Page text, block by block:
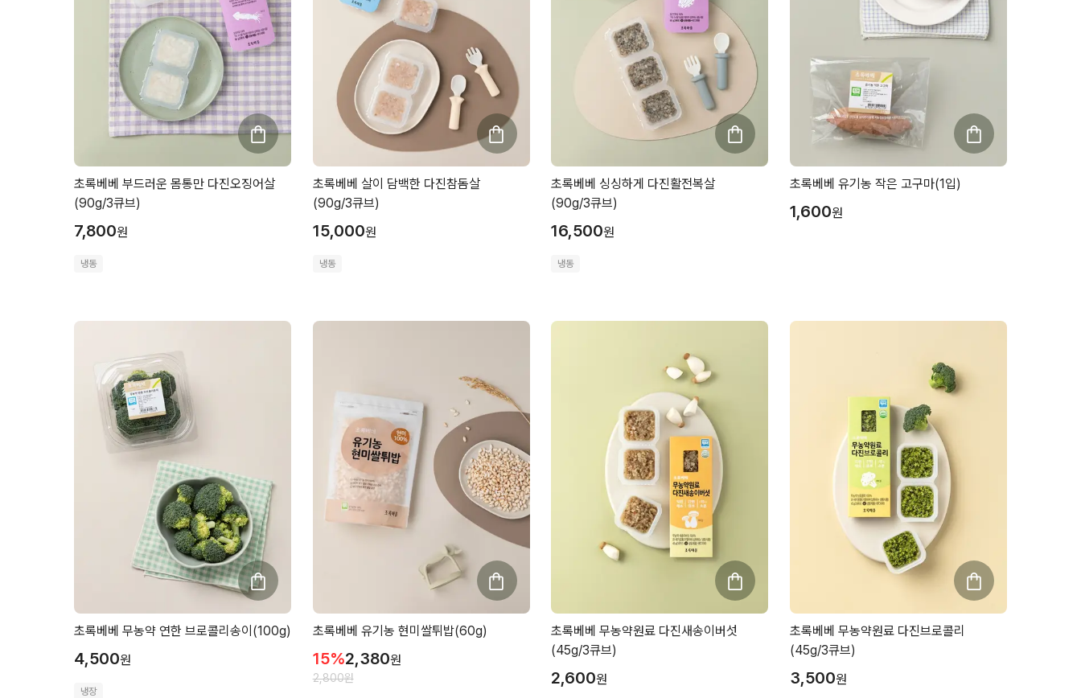
초록베베 부드러운 몸통만 다진오징어살
(90g/3큐브)
7,800원
냉동
초록베베 살이 담백한 다진참돔살
(90g/3큐브)
15,000원
냉동
초록베베 싱싱하게 다진활전복살
(90g/3큐브)
16,500원
냉동
초록베베 유기농 작은 고구마(1입)
1,600원
초록베베 무농약 연한 브로콜리송이(100g)
4,500원
냉장
초록베베 유기농 현미쌀튀밥(60g)
15%2,380원
2,800원
초록베베 무농약원료 다진새송이버섯
(45g/3큐브)
2,600원
초록베베 무농약원료 다진브로콜리
(45g/3큐브)
3,500원